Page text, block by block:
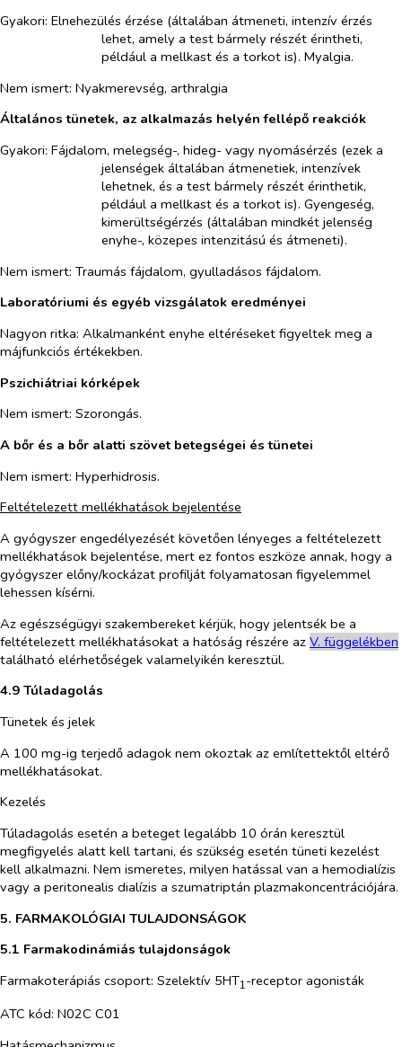
Gyakori: Elnehezülés érzése (általában átmeneti, intenzív érzés
lehet, amely a test bármely részét érintheti,
például a mellkast és a torkot is). Myalgia.
Nem ismert: Nyakmerevség, arthralgia
Általános tünetek, az alkalmazás helyén fellépő reakciók
Gyakori: Fájdalom, melegség-, hideg- vagy nyomásérzés (ezek a
jelenségek általában átmenetiek, intenzívek
lehetnek, és a test bármely részét érinthetik,
például a mellkast és a torkot is). Gyengeség,
kimerültségérzés (általában mindkét jelenség
enyhe-, közepes intenzitású és átmeneti).
Nem ismert: Traumás fájdalom, gyulladásos fájdalom.
Laboratóriumi és egyéb vizsgálatok eredményei
Nagyon ritka: Alkalmanként enyhe eltéréseket figyeltek meg a
májfunkciós értékekben.
Pszichiátriai kórképek
Nem ismert: Szorongás.
A bőr és a bőr alatti szövet betegségei és tünetei
Nem ismert: Hyperhidrosis.
Feltételezett mellékhatások bejelentése
A gyógyszer engedélyezését követően lényeges a feltételezett
mellékhatások bejelentése, mert ez fontos eszköze annak, hogy a
gyógyszer előny/kockázat profilját folyamatosan figyelemmel
lehessen kísérni.
Az egészségügyi szakembereket kérjük, hogy jelentsék be a
feltételezett mellékhatásokat a hatóság részére az V. függelékben
található elérhetőségek valamelyikén keresztül.
4.9 Túladagolás
Tünetek és jelek
A 100 mg-ig terjedő adagok nem okoztak az említettektől eltérő
mellékhatásokat.
Kezelés
Túladagolás esetén a beteget legalább 10 órán keresztül
megfigyelés alatt kell tartani, és szükség esetén tüneti kezelést
kell alkalmazni. Nem ismeretes, milyen hatással van a hemodialízis
vagy a peritonealis dialízis a szumatriptán plazmakoncentrációjára.
5. FARMAKOLÓGIAI TULAJDONSÁGOK
5.1 Farmakodinámiás tulajdonságok
Farmakoterápiás csoport: Szelektív 5HT1-receptor agonisták
ATC kód: N02C C01